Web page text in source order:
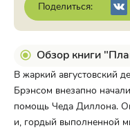
Поделиться:
Обзор книги
В жаркий августовский
Брэнсом внезапно
помощь Чеда Диллона.
и, гордый выполненной